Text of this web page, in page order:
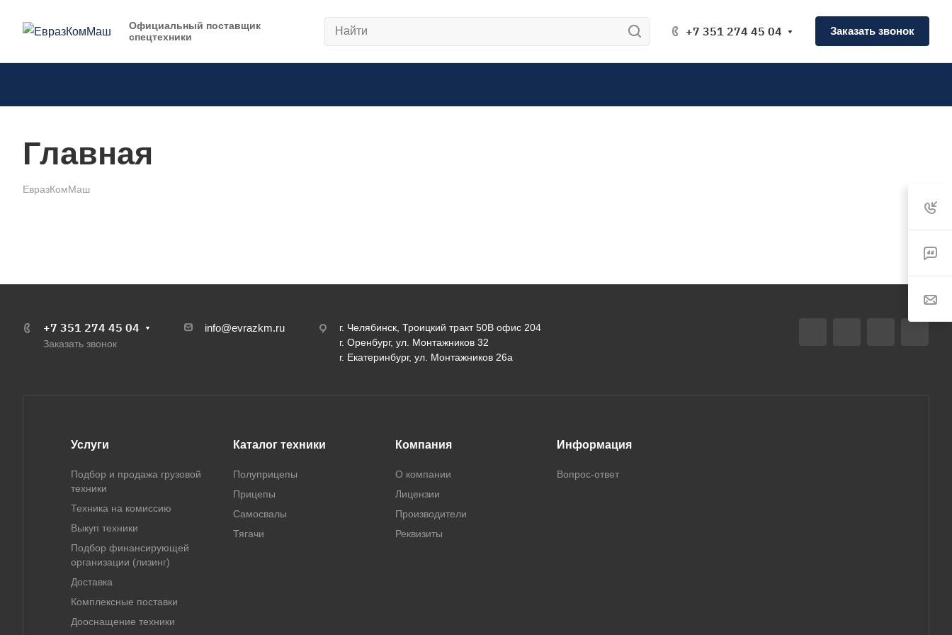
Официальный поставщик
спецтехники
+7 351 274 45 04 Заказать звонок
Главная
ЕвразКомМаш
+7 351 274 45 04
Заказать звонок
info@evrazkm.ru
г. Челябинск, Троицкий тракт 50В офис 204
г. Оренбург, ул. Монтажников 32
г. Екатеринбург, ул. Монтажников 26а
Услуги
Подбор и продажа грузовой
техники
Техника на комиссию
Выкуп техники
Подбор финансирующей
организации (лизинг)
Доставка
Комплексные поставки
Дооснащение техники
Каталог техники
Полуприцепы
Прицепы
Самосвалы
Тягачи
Компания
О компании
Лицензии
Производители
Реквизиты
Информация
Вопрос-ответ